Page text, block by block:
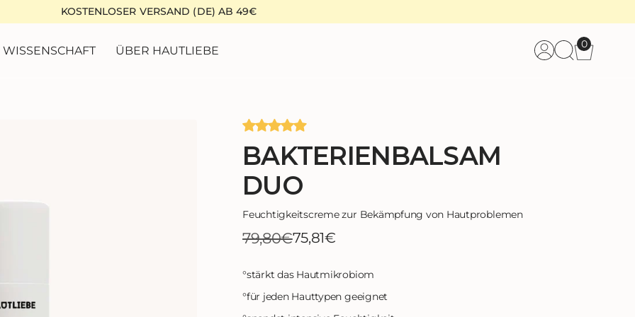
KOSTENLOSER VERSAND (DE) AB 49€
WISSENSCHAFT ÜBER HAUTLIEBE 0
BAKTERIENBALSAM
DUO
Feuchtigkeitscreme zur Bekämpfung von Hautproblemen
Verkaufspreis
75,81€Regulärer
Preis
79,80€
°stärkt das Hautmikrobiom
°für jeden Hauttypen geeignet